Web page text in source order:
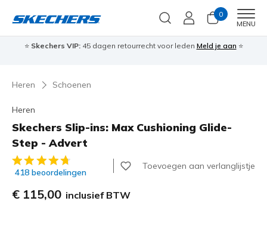
0
MENU
⭐ Skechers VIP:45 dagen retourrecht voor leden Meld je aan ⭐
Heren Schoenen
Heren
Skechers Slip-ins: Max Cushioning Glide-
Step - Advert
3,9 van de 5 klantbeoordelingen
418 beoordelingen
Toevoegen aan verlanglijstje
€ 115,00 inclusief BTW